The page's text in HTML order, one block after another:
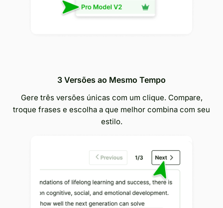
3 Versões ao Mesmo Tempo
Gere três versões únicas com um clique. Compare,
troque frases e escolha a que melhor combina com seu
estilo.